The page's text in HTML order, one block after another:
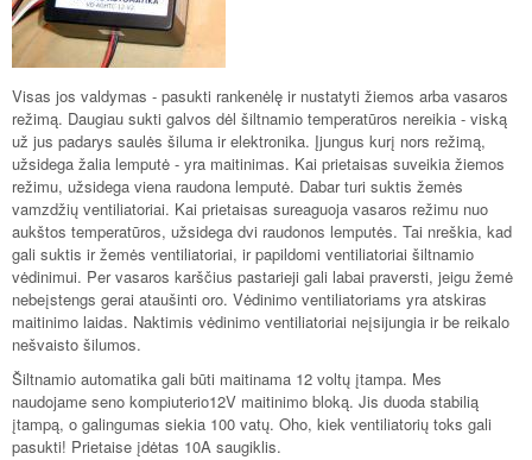
Visas jos valdymas - pasukti rankenėlę ir nustatyti žiemos arba vasaros
režimą. Daugiau sukti galvos dėl šiltnamio temperatūros nereikia - viską
už jus padarys saulės šiluma ir elektronika. Įjungus kurį nors režimą,
užsidega žalia lemputė - yra maitinimas. Kai prietaisas suveikia žiemos
režimu, užsidega viena raudona lemputė. Dabar turi suktis žemės
vamzdžių ventiliatoriai. Kai prietaisas sureaguoja vasaros režimu nuo
aukštos temperatūros, užsidega dvi raudonos lemputės. Tai nreškia, kad
gali suktis ir žemės ventiliatoriai, ir papildomi ventiliatoriai šiltnamio
vėdinimui. Per vasaros karščius pastarieji gali labai praversti, jeigu žemė
nebeįstengs gerai ataušinti oro. Vėdinimo ventiliatoriams yra atskiras
maitinimo laidas. Naktimis vėdinimo ventiliatoriai neįsijungia ir be reikalo
nešvaisto šilumos.
Šiltnamio automatika gali būti maitinama 12 voltų įtampa. Mes
naudojame seno kompiuterio12V maitinimo bloką. Jis duoda stabilią
įtampą, o galingumas siekia 100 vatų. Oho, kiek ventiliatorių toks gali
pasukti! Prietaise įdėtas 10A saugiklis.